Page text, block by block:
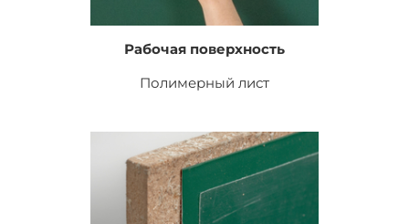
Рабочая поверхность
Полимерный лист